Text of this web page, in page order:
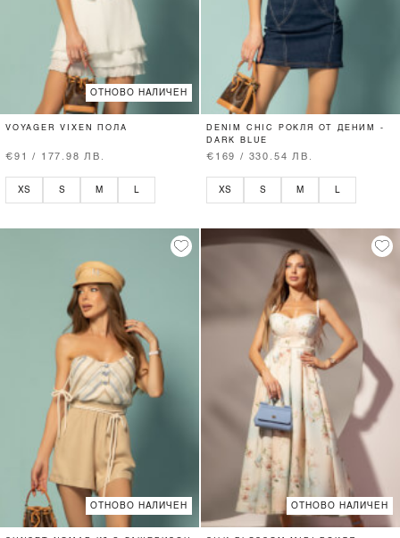
ОТНОВО НАЛИЧЕН
VOYAGER VIXEN ПОЛА
€91 / 177.98 ЛВ.
XS S M L
DENIM CHIC РОКЛЯ ОТ ДЕНИМ -
DARK BLUE
€169 / 330.54 ЛВ.
XS S M L
ОТНОВО НАЛИЧЕН ОТНОВО НАЛИЧЕН